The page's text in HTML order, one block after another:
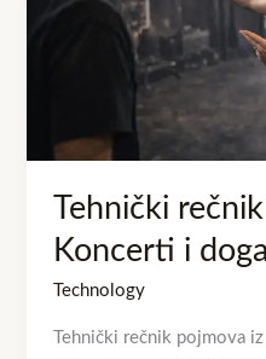
Tehnički
Koncerti i
Technology
Tehnički rečnik pojmova
i